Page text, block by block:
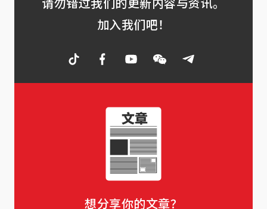
加入我们吧！
想分享你的文章？